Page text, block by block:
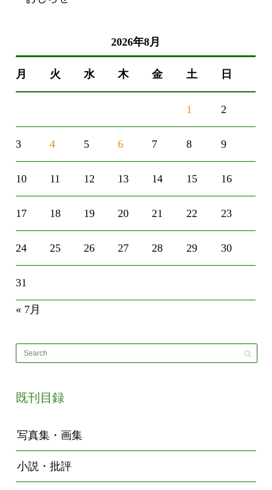
2026年8月
月 火 水 木 金 土 日
1 2
3 4 5 6 7 8 9
10 11 12 13 14 15 16
17 18 19 20 21 22 23
24 25 26 27 28 29 30
31
« 7月
既刊目録
写真集・画集
小説・批評